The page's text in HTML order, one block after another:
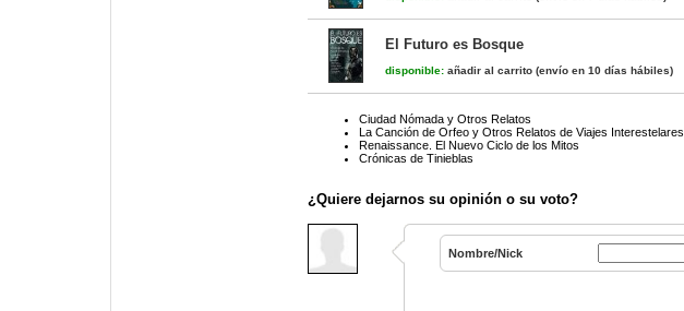
El Futuro es Bosque
disponible: añadir al carrito (envío en 10 días hábiles)
Ciudad Nómada y Otros Relatos
La Canción de Orfeo y Otros Relatos de Viajes Interestelares
Renaissance. El Nuevo Ciclo de los Mitos
Crónicas de Tinieblas
¿Quiere dejarnos su opinión o su voto?
Nombre/Nick